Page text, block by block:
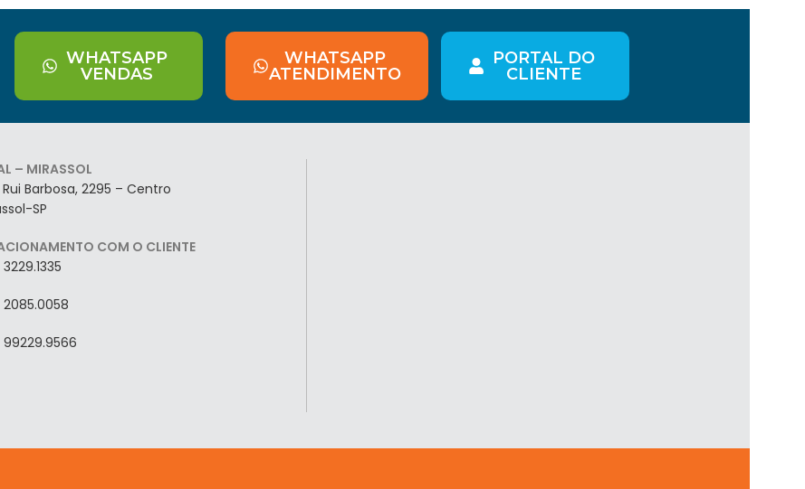
WHATSAPP
VENDAS
WHATSAPP
ATENDIMENTO
PORTAL DO
CLIENTE
– MIRASSOL
Rui Barbosa, 2295 – Centro
SP
COM O CLIENTE
2085.0058
99229.9566